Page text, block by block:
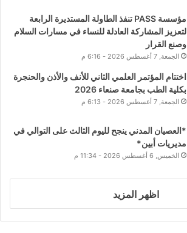
مؤسسة PASS تنفذ الطاولة المستديرة الرابعة
لتعزيز المشاركة العادلة للنساء في مسارات السلام
وصنع القرار
الجمعة, 7 أغسطس 2026 - 6:16 م
اختتام المؤتمر العلمي الثاني للأنف والأذن والحنجرة
بكلية الطب بجامعة صنعاء 2026
الجمعة, 7 أغسطس 2026 - 6:13 م
*العصيان المدني ينجح لليوم الثالث على التوالي في
مديريات أبين*
الخميس, 6 أغسطس 2026 - 11:34 م
اظهر المزيد